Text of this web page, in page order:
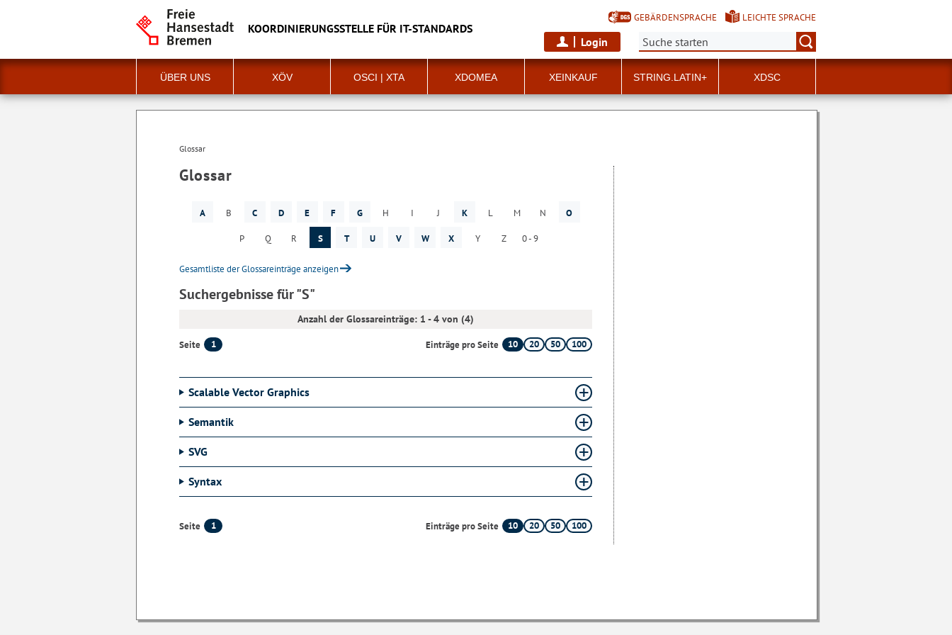
KOORDINIERUNGSSTELLE FÜR IT-STANDARDS
GEBÄRDENSPRACHE LEICHTE SPRACHE
Login Suche:
ÜBER UNS XÖV OSCI | XTA XDOMEA XEINKAUF STRING.LATIN+ XDSC
Glossar
Glossar
A B C D E F G H I J K L M N O
P Q R S T U V W X Y Z 0 - 9
Gesamtliste der Glossareinträge anzeigen
Suchergebnisse für "S"
Anzahl der Glossareinträge: 1 - 4 von (4)
Seite 1 Einträge pro Seite 10 20 50 100
Scalable Vector Graphics
Semantik
SVG
Syntax
Seite 1 Einträge pro Seite 10 20 50 100